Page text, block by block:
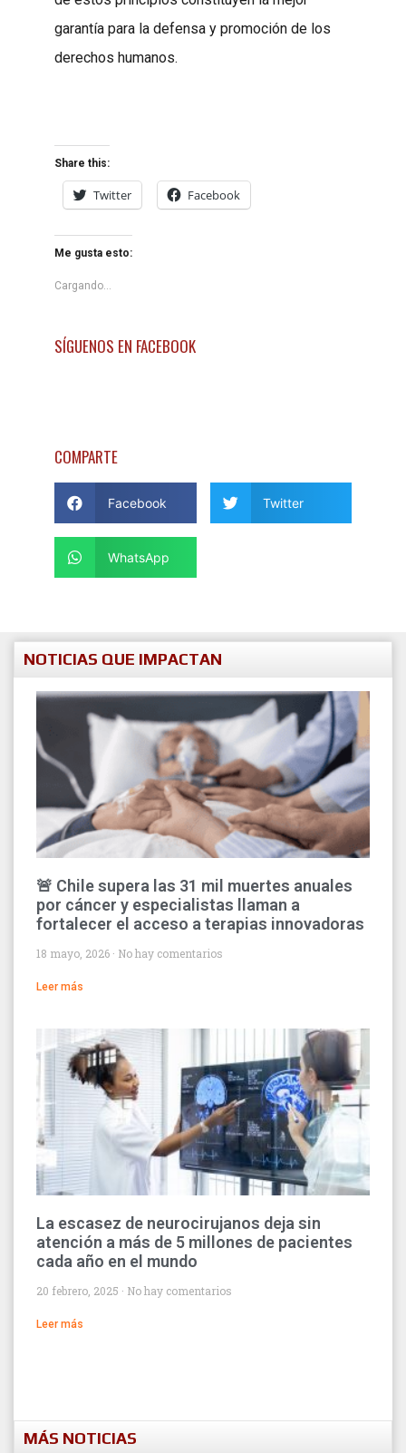
garantía para la defensa y promoción de los
derechos humanos.
Share this:
Twitter Facebook
Me gusta esto:
Cargando...
SÍGUENOS EN FACEBOOK
COMPARTE
Facebook Twitter
WhatsApp
NOTICIAS QUE IMPACTAN
🚨 Chile supera las 31 mil muertes anuales
por cáncer y especialistas llaman a
fortalecer el acceso a terapias innovadoras
18 mayo, 2026 No hay comentarios
Leer más
La escasez de neurocirujanos deja sin
atención a más de 5 millones de pacientes
cada año en el mundo
20 febrero, 2025 No hay comentarios
Leer más
MÁS NOTICIAS